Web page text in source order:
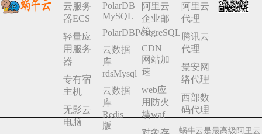
云服务
器ECS
轻量应
用服务
器
专有宿
主机
无影云
电脑
PolarDB
MySQL
PolarDBPostgreSQL
云数据
库
rdsMysql
云数据
库
Redis
版
阿里云
企业邮
箱
CDN
网站加
速
web应
用防火
墙waf
阿里云
代理
腾讯云
代理
景安网
络代理
西部数
码代理
蜗牛云是最高级阿里云